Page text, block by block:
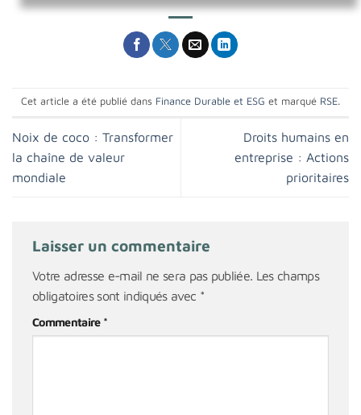
Cet article a été publié dans Finance Durable et ESG et marqué RSE.
Noix de coco : Transformer
la chaîne de valeur
mondiale
Droits humains en
entreprise : Actions
prioritaires
Laisser un commentaire
Votre adresse e-mail ne sera pas publiée. Les champs
obligatoires sont indiqués avec *
Commentaire *